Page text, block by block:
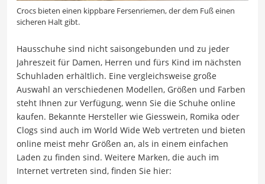
Crocs bieten einen kippbare Fersenriemen, der dem Fuß einen
sicheren Halt gibt.
Hausschuhe sind nicht saisongebunden und zu jeder
Jahreszeit für Damen, Herren und fürs Kind im nächsten
Schuhladen erhältlich. Eine vergleichsweise große
Auswahl an verschiedenen Modellen, Größen und Farben
steht Ihnen zur Verfügung, wenn Sie die Schuhe online
kaufen. Bekannte Hersteller wie Giesswein, Romika oder
Clogs sind auch im World Wide Web vertreten und bieten
online meist mehr Größen an, als in einem einfachen
Laden zu finden sind. Weitere Marken, die auch im
Internet vertreten sind, finden Sie hier: